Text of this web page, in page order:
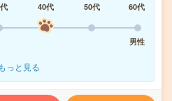
40代 50代
60代
男性
もっと見る